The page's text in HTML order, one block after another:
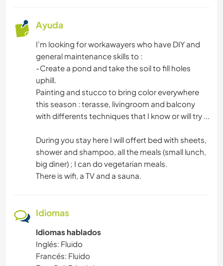
Ayuda
I'm looking for workawayers who have DIY and
general maintenance skills to :
-Create a pond and take the soil to fill holes
uphill.
Painting and stucco to bring color everywhere
this season : terasse, livingroom and balcony
with differents techniques that I know or will try ...
During you stay here I will offert bed with sheets,
shower and shampoo, all the meals (small lunch,
big diner) ; I can do vegetarian meals.
There is wifi, a TV and a sauna.
Idiomas
Idiomas hablados
Inglés: Fluido
Francés: Fluido